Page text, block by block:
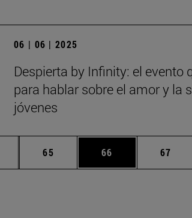
06 | 06 | 2025
Despierta by Infinity: el evento
para hablar sobre el amor y la
jóvenes
Páginas intermedias Use TAB para
Página
65 Página
66 Página
67